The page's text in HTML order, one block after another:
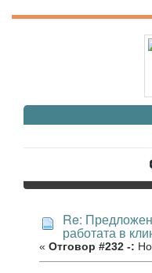
Re:
работата в
« Отговор #232 -: